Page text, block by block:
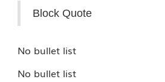
Block Quote
No bullet list
No bullet list